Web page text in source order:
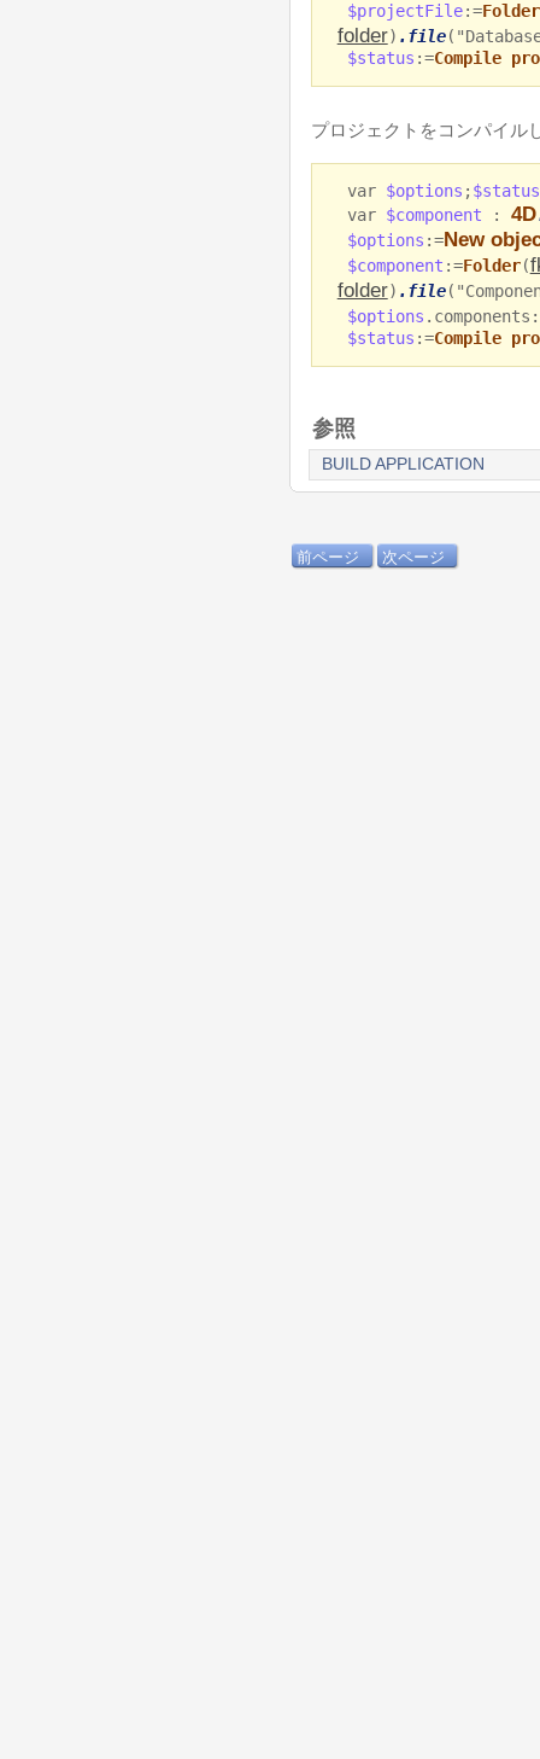
$projectFile:=Folder
folder) .file
$status :=Compile
プロジェクトをコンパイル
var$options ;
var$component : 4D
$options :=New
$component :=Folder(
folder) .file
$options
$status :=Compile
参照
BUILD APPLICATION
前ページ 次ページ